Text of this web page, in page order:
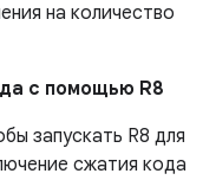
на количество
с помощью R8
запускать R8 для
сжатия кода